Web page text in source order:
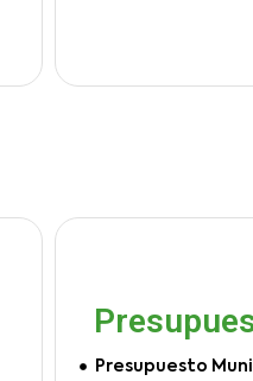
Presupuesto